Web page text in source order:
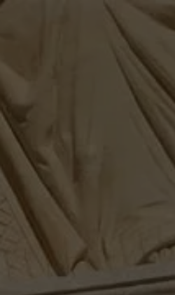
Panneau de gestion des cookies